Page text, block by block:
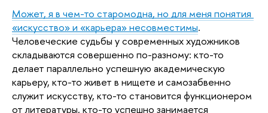
Может, я в чем-то старомодна, но для меня понятия
«искусство» и «карьера» несовместимы.
Человеческие судьбы у современных художников
складываются совершенно по-разному: кто-то
делает параллельно успешную академическую
карьеру, кто-то живет в нищете и самозабвенно
служит искусству, кто-то становится функционером
от литературы, кто-то успешно занимается